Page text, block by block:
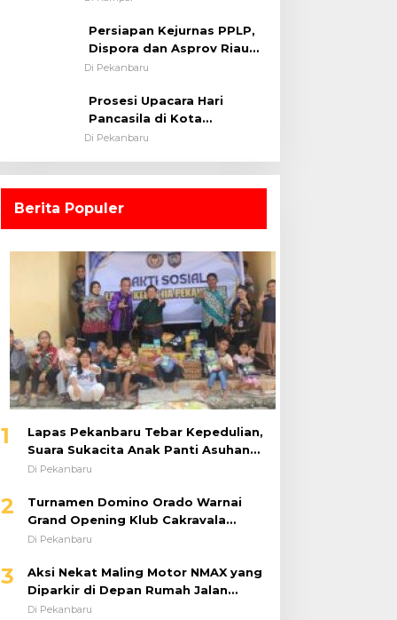
Persiapan Kejurnas PPLP,
Dispora dan Asprov Riau
Tinjau Kelayakan Rumput
Di Pekanbaru
Prosesi Upacara Hari
Pancasila di Kota
Pekanbaru Tetap Khidmat
Di Pekanbaru
Berita Populer
1
Lapas Pekanbaru Tebar Kepedulian,
Suara Sukacita Anak Panti Asuhan
Kemuliaan Iringi Bantuan Sosial
Di Pekanbaru
2
Turnamen Domino Orado Warnai
Grand Opening Klub Cakravala
Pekanbaru
Di Pekanbaru
3
Aksi Nekat Maling Motor NMAX yang
Diparkir di Depan Rumah Jalan
Tiung Raib Dicuri : Korban Minta
Di Pekanbaru